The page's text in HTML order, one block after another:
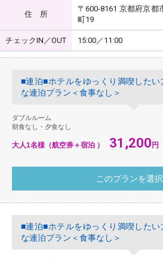
住 所
〒600-8161 京都府京
町19
チェックIN／OUT 15:00／11:00
■連泊■ホテルをゆっくり満喫した
な連泊プラン＜食事なし＞
ダブルルーム
朝食なし・夕食なし
大人1名様（航空券＋宿泊 ） 31,200円
■連泊■ホテルをゆっくり満喫した
な連泊プラン＜食事なし＞